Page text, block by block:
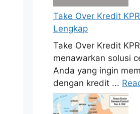
Take Over Kredit
Lengkap
Take Over Kredit KPR
menawarkan solusi
Anda yang ingin
dengan kredit ...